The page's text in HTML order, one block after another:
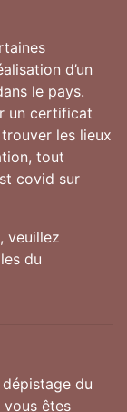
d’un
le pays.
un certificat
les lieux
tout
covid sur
veuillez
du
du
vous êtes